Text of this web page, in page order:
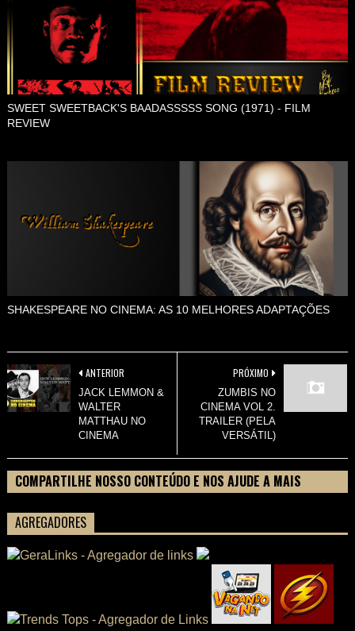
SWEET SWEETBACK'S BAADASSSSS SONG (1971) - FILM
REVIEW
SHAKESPEARE NO CINEMA: AS 10 MELHORES ADAPTAÇÕES
PRÓXIMO
ZUMBIS NO
CINEMA VOL 2.
TRAILER (PELA
VERSÁTIL)
ANTERIOR
JACK LEMMON &
WALTER
MATTHAU NO
CINEMA
COMPARTILHE NOSSO CONTEÚDO E NOS AJUDE A MAIS
AGREGADORES